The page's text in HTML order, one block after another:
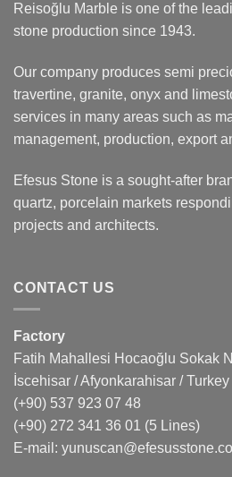
Reisoğlu Marble is one of the
stone production since 1943.
Our company produces semi
travertine, granite, onyx and
services in many areas such as
management, production, export
Efesus Stone is a sought-after
quartz, porcelain markets
projects and architects.
CONTACT US
Factory
Fatih Mahallesi Hocaoğlu Sokak
İscehisar / Afyonkarahisar / Turkey
(+90) 537 923 07 48
(+90) 272 341 36 01 (5 Lines)
E-mail: